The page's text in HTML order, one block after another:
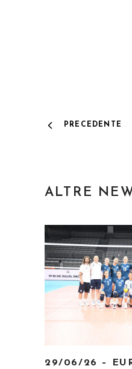
PRECEDENTE
ALTRE
29/06/26 –